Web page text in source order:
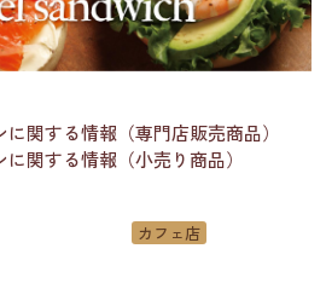
関する情報（専門店販売商品）
関する情報（小売り商品）
カフェ店